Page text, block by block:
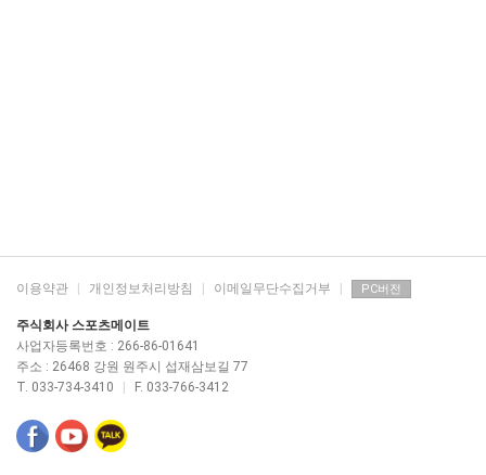
이용약관 개인정보처리방침 이메일무단수집거부 PC버전
주식회사 스포츠메이트
사업자등록번호 : 266-86-01641
주소 : 26468 강원 원주시 섭재삼보길 77
T. 033-734-3410
F. 033-766-3412